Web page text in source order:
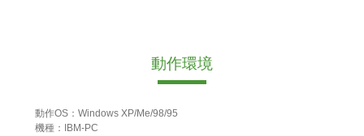
動作環境
動作OS：Windows XP/Me/98/95
機種：IBM-PC